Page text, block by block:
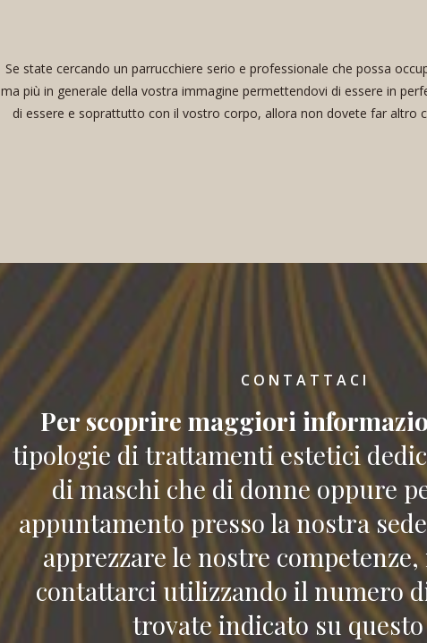
Se state cercando un parrucchiere serio e professionale che possa
ma più in generale della vostra immagine permettendovi di essere in
di essere e soprattutto con il vostro corpo, allora non dovete far altro
CONTATTACI
Per scoprire maggiori
tipologie di trattamenti estetici
di maschi che di donne oppure
appuntamento presso la nostra
apprezzare le nostre
contattarci utilizzando il numero
trovate indicato su